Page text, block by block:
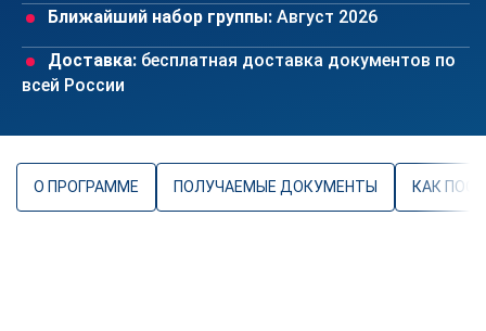
Ближайший набор группы: Август 2026
Доставка: бесплатная доставка документов по
всей России
О ПРОГРАММЕ ПОЛУЧАЕМЫЕ ДОКУМЕНТЫ КАК